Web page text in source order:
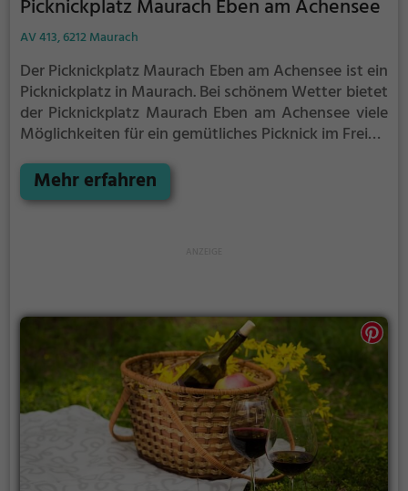
Picknickplatz Maurach Eben am Achensee
AV 413, 6212 Maurach
Der Picknickplatz Maurach Eben am Achensee ist ein
Picknickplatz in Maurach.Bei schönem Wetter bietet
der Picknickplatz Maurach Eben am Achensee viele
Möglichkeiten für ein gemütliches Picknick im Freien.
Pause zwischendurch, der Picknickplatz Maurach
Eben am Achensee ist der perfekte Ort, um die
Mehr erfahren